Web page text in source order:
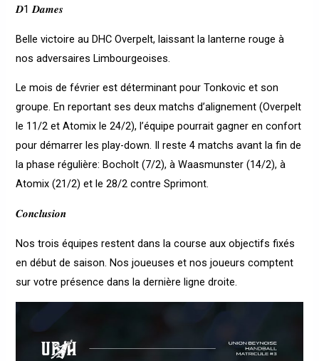
𝑫1 𝑫𝒂𝒎𝒆𝒔
Belle victoire au DHC Overpelt, laissant la lanterne rouge à
nos adversaires Limbourgeoises.
Le mois de février est déterminant pour Tonkovic et son
groupe. En reportant ses deux matchs d’alignement (Overpelt
le 11/2 et Atomix le 24/2), l’équipe pourrait gagner en confort
pour démarrer les play-down. Il reste 4 matchs avant la fin de
la phase régulière: Bocholt (7/2), à Waasmunster (14/2), à
Atomix (21/2) et le 28/2 contre Sprimont.
𝑪𝒐𝒏𝒄𝒍𝒖𝒔𝒊𝒐𝒏
Nos trois équipes restent dans la course aux objectifs fixés
en début de saison. Nos joueuses et nos joueurs comptent
sur votre présence dans la dernière ligne droite.